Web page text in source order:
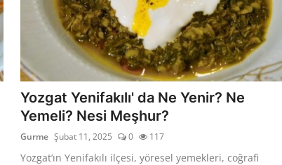
Yozgat Yenifakılı' da Ne Yenir? Ne
Yemeli? Nesi Meşhur?
Gurme Şubat 11, 2025 0 117
Yozgat’ın Yenifakılı ilçesi, yöresel yemekleri, coğrafi